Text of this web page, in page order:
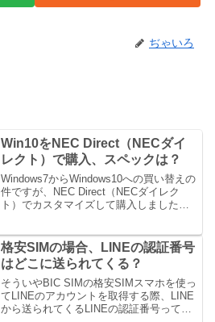
ぢゃいろ
Win10をNEC Direct（NECダイ
レクト）で購入、スペックは？
Windows7からWindows10への買い替えの
件ですが、NEC Direct（NECダイレク
ト）でカスタマイズして購入しました。
格安SIMの場合、LINEの認証番号
はどこに送られてくる？
そういやBIC SIMの格安SIMスマホを使っ
てLINEのアカウントを取得する際、LINE
から送られてくるLINEの認証番号ってど